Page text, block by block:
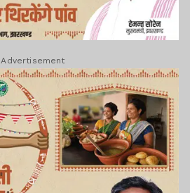
Advertisement